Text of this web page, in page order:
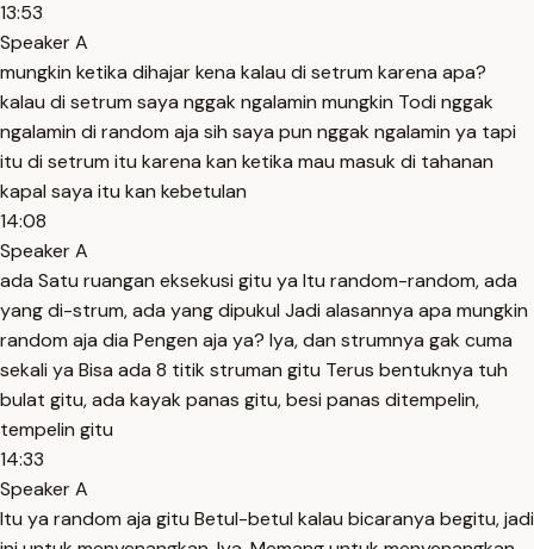
13:53
Speaker A
mungkin ketika dihajar kena kalau di setrum karena apa?
kalau di setrum saya nggak ngalamin mungkin Todi nggak
ngalamin di random aja sih saya pun nggak ngalamin ya tapi
itu di setrum itu karena kan ketika mau masuk di tahanan
kapal saya itu kan kebetulan
14:08
Speaker A
ada Satu ruangan eksekusi gitu ya Itu random-random, ada
yang di-strum, ada yang dipukul Jadi alasannya apa mungkin
random aja dia Pengen aja ya? Iya, dan strumnya gak cuma
sekali ya Bisa ada 8 titik struman gitu Terus bentuknya tuh
bulat gitu, ada kayak panas gitu, besi panas ditempelin,
tempelin gitu
14:33
Speaker A
Itu ya random aja gitu Betul-betul kalau bicaranya begitu, jadi